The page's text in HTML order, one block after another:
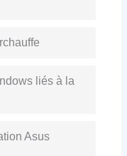
liés à la
Asus